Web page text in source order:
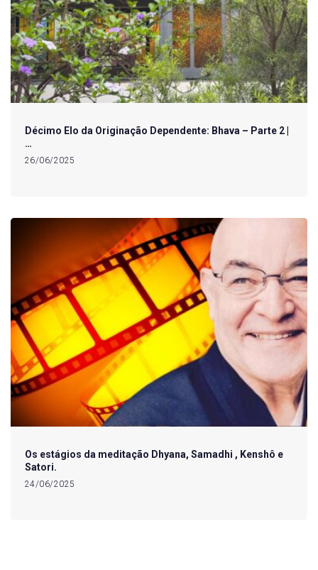
Décimo Elo da Originação Dependente: Bhava – Parte 2 |
…
26/06/2025
Os estágios da meditação Dhyana, Samadhi , Kenshô e
Satori.
24/06/2025